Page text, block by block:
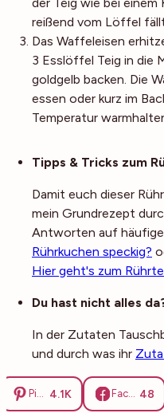
reißend vom Löffel
Das Waffeleisen
3 Esslöffel Teig in die
goldgelb backen. Die
essen oder kurz im
Temperatur
Tipps & Tricks zum
Damit euch dieser
mein Grundrezept
Antworten auf häufige
Rührkuchen speckig?
Hier geht's zum
Du hast nicht alles
In der Zutaten
und durch was ihr
Pinterest 4.1K Facebook 48